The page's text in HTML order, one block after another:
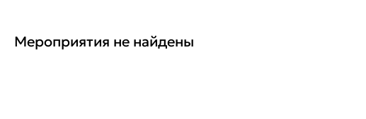
Мероприятия не найдены